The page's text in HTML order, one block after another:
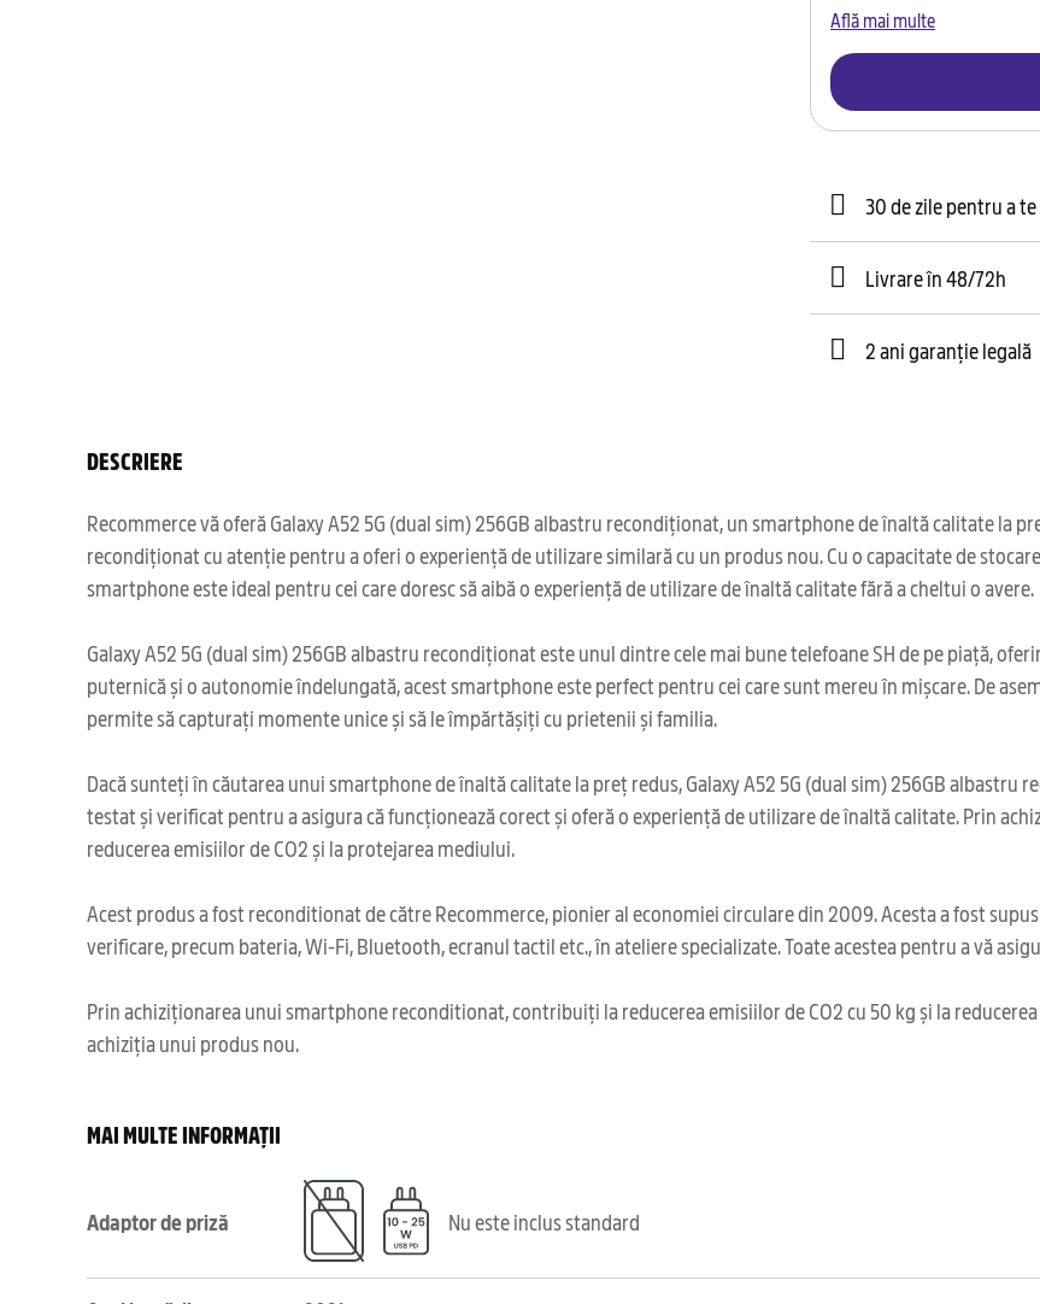
Află mai multe
30 de zile pentru a
Livrare în 48/72h
2 ani garanție legală
DESCRIERE
Recommerce vă oferă Galaxy A52 5G (dual sim) 256GB albastru recondiționat, un smartphone de înaltă calitate la
recondiționat cu atenție pentru a oferi o experiență de utilizare similară cu un produs nou. Cu o capacitate de
smartphone este ideal pentru cei care doresc să aibă o experiență de utilizare de înaltă calitate fără a cheltui o avere.
Galaxy A52 5G (dual sim) 256GB albastru recondiționat este unul dintre cele mai bune telefoane SH de pe piață,
puternică și o autonomie îndelungată, acest smartphone este perfect pentru cei care sunt mereu în mișcare. De
permite să capturați momente unice și să le împărtășiți cu prietenii și familia.
Dacă sunteți în căutarea unui smartphone de înaltă calitate la preț redus, Galaxy A52 5G (dual sim) 256GB albastru
testat și verificat pentru a asigura că funcționează corect și oferă o experiență de utilizare de înaltă calitate. Prin
reducerea emisiilor de CO2 și la protejarea mediului.
Acest produs a fost reconditionat de către Recommerce, pionier al economiei circulare din 2009. Acesta a fost
verificare, precum bateria, Wi-Fi, Bluetooth, ecranul tactil etc., în ateliere specializate. Toate acestea pentru a vă
Prin achiziționarea unui smartphone reconditionat, contribuiți la reducerea emisiilor de CO2 cu 50 kg și la
achiziția unui produs nou.
MAI MULTE INFORMAȚII
Adaptor de priză Nu este inclus standard